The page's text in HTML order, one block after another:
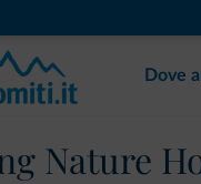
Dove
Nature